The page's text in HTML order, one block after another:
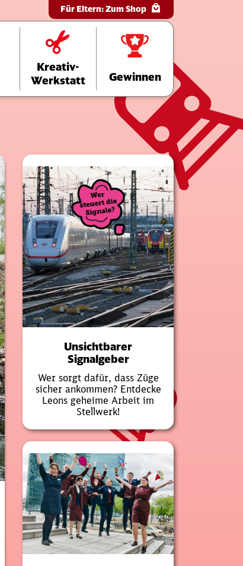
Kreativ-
Werkstatt
Gewinnen
Für Eltern:Zum Shop
Unsichtbarer
Signalgeber
​Wer sorgt dafür, dass Züge
sicher ankommen? Entdecke
Leons geheime Arbeit im
Stellwerk!